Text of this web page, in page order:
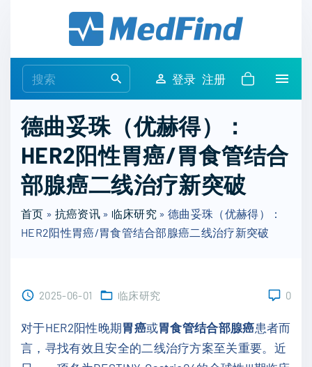
e
r
c
h
f
r
:
登录 注册
德曲妥珠（优赫得）：
HER2阳性胃癌/胃食管结合
部腺癌二线治疗新突破
首页 » 抗癌资讯» 临床研究 »德曲妥珠（优赫得）：
HER2阳性胃癌/胃食管结合部腺癌二线治疗新突破
2025-06-01 临床研究 0
对于HER2阳性晚期胃癌或胃食管结合部腺癌患者而
言，寻找有效且安全的二线治疗方案至关重要。近